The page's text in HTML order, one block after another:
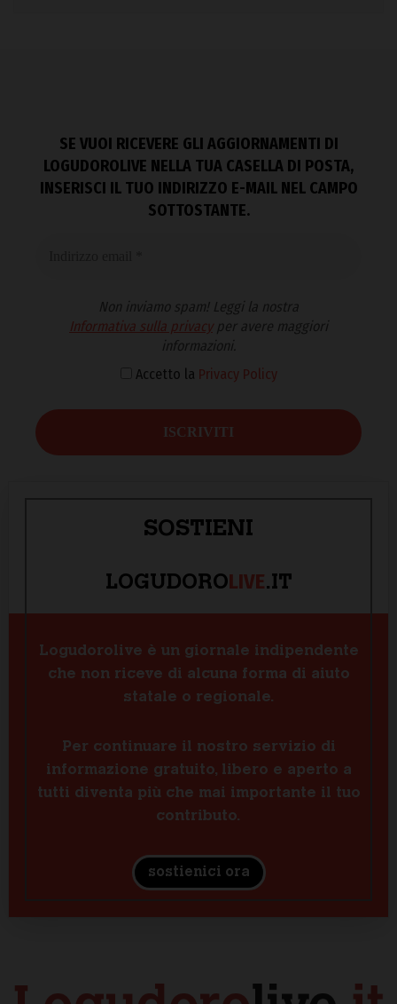
SE VUOI RICEVERE GLI AGGIORNAMENTI DI
LOGUDOROLIVE NELLA TUA CASELLA DI POSTA,
INSERISCI IL TUO INDIRIZZO E-MAIL NEL CAMPO
SOTTOSTANTE.
Non inviamo spam! Leggi la nostra
Informativa sulla privacyper avere maggiori
informazioni.
Accetto la Privacy Policy
SOSTIENI
LOGUDOROLIVE.IT
Logudorolive è un giornale indipendente
che non riceve di alcuna forma di aiuto
statale o regionale.
Per continuare il nostro servizio di
informazione gratuito, libero e aperto a
tutti diventa più che mai importante il tuo
contributo.
sostienici ora